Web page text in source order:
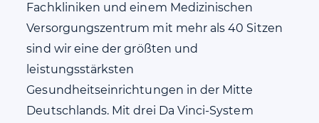
Fachkliniken und einem Medizinischen
Versorgungszentrum mit mehr als 40 Sitzen
sind wir eine der größten und
leistungsstärksten
Gesundheitseinrichtungen in der Mitte
Deutschlands. Mit drei Da Vinci-System